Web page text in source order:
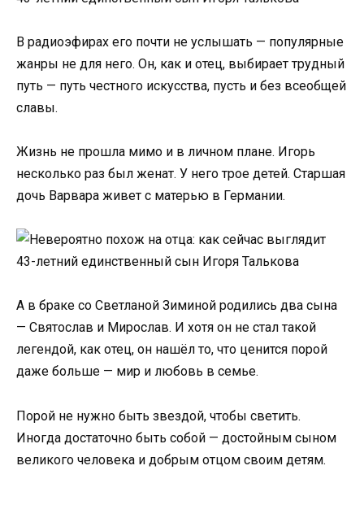
В радиоэфирах его почти не услышать — популярные
жанры не для него. Он, как и отец, выбирает трудный
путь — путь честного искусства, пусть и без всеобщей
славы.
Жизнь не прошла мимо и в личном плане. Игорь
несколько раз был женат. У него трое детей. Старшая
дочь Варвара живет с матерью в Германии.
А в браке со Светланой Зиминой родились два сына
— Святослав и Мирослав. И хотя он не стал такой
легендой, как отец, он нашёл то, что ценится порой
даже больше — мир и любовь в семье.
Порой не нужно быть звездой, чтобы светить.
Иногда достаточно быть собой — достойным сыном
великого человека и добрым отцом своим детям.